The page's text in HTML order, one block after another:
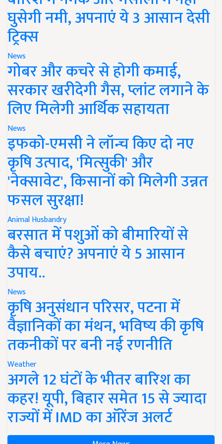
घुसेगी नमी, अपनाएं ये 3 आसान देसी
ट्रिक्स
News
गोबर और कचरे से होगी कमाई,
सरकार खरीदेगी गैस, प्लांट लगाने के
लिए मिलेगी आर्थिक सहायता
News
इफको-एमसी ने लॉन्च किए दो नए
कृषि उत्पाद, 'मित्सुकी' और
'नेक्सावेट', किसानों को मिलेगी उन्नत
फसल सुरक्षा!
Animal Husbandry
बरसात में पशुओं को बीमारियों से
कैसे बचाएं? अपनाएं ये 5 आसान
उपाय..
News
कृषि अनुसंधान परिसर, पटना में
वैज्ञानिकों का मंथन, भविष्य की कृषि
तकनीकों पर बनी नई रणनीति
Weather
अगले 12 घंटों के भीतर बारिश का
कहर! यूपी, बिहार समेत 15 से ज्यादा
राज्यों में IMD का ऑरेंज अलर्ट